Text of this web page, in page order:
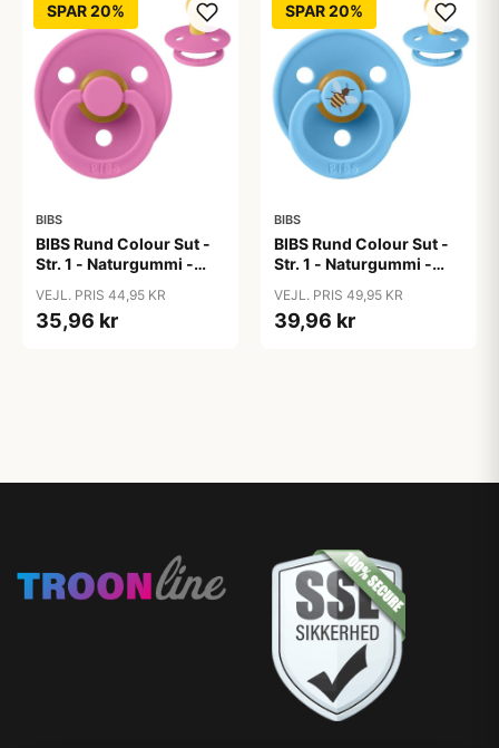
SPAR 20%
BIBS
BIBS Rund Colour Sut -
Str. 1 - Naturgummi -
VEJL. PRIS 44,95 KR
35,96 kr
SPAR 20%
BIBS
BIBS Rund Colour Sut -
Str. 1 - Naturgummi -
Breeze
VEJL. PRIS 49,95 KR
39,96 kr